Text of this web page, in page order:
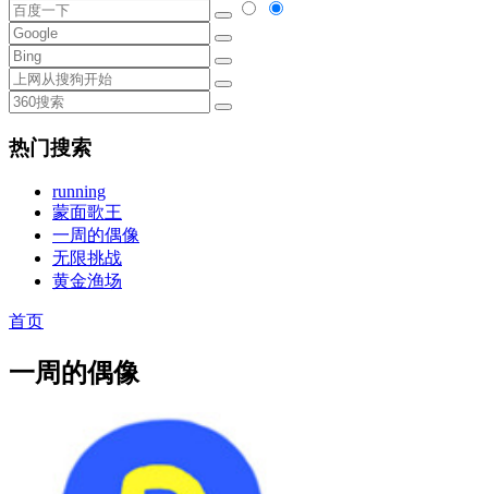
热门搜索
running
蒙面歌王
一周的偶像
无限挑战
黄金渔场
首页
一周的偶像